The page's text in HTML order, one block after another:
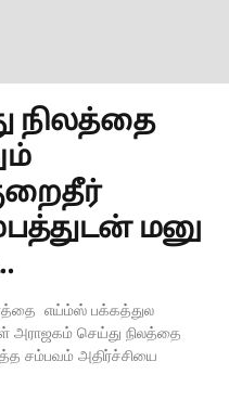
நிலத்தை
மனு
எய்ம்ஸ் பக்கத்துல
அராஜகம் செய்து நிலத்தை
சம்பவம் அதிர்ச்சியை